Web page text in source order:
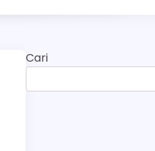
Cari